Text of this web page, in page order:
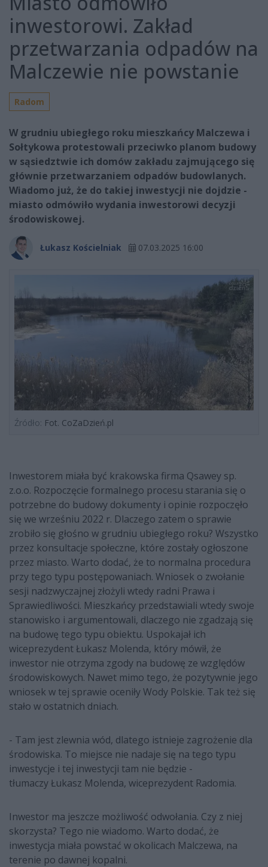
inwestorowi. Zakład
przetwarzania odpadów na
Malczewie nie powstanie
Radom
W grudniu ubiegłego roku mieszkańcy Malczewa i
Sołtykowa protestowali przeciwko planom budowy
w sąsiedztwie ich domów zakładu zajmującego się
głównie przetwarzaniem odpadów budowlanych.
Wiadomo już, że do takiej inwestycji nie dojdzie -
miasto odmówiło wydania inwestorowi decyzji
środowiskowej.
Łukasz Kościelniak 07.03.2025 16:00
Źródło: Fot. CoZaDzień.pl
Inwestorem miała być krakowska firma Qsawey sp.
z.o.o. Rozpoczęcie formalnego procesu starania się o
potrzebne do budowy dokumenty i opinie rozpoczęło
się we wrześniu 2022 r. Dlaczego zatem o sprawie
zrobiło się głośno w grudniu ubiegłego roku? Wszystko
przez konsultacje społeczne, które zostały ogłoszone
przez miasto. Warto dodać, że to normalna procedura
przy tego typu postępowaniach. Wniosek o zwołanie
sesji nadzwyczajnej złożyli wtedy radni Prawa i
Sprawiedliwości. Mieszkańcy przedstawiali wtedy swoje
stanowisko i argumentowali, dlaczego nie zgadzają się
na budowę tego typu obiektu. Uspokajał ich
wiceprezydent Łukasz Molenda, który mówił, że
inwestor nie otrzyma zgody na budowę ze względów
środowiskowych. Nawet mimo tego, że pozytywnie jego
wniosek w tej sprawie oceniły Wody Polskie. Tak też się
stało w ostatnich dniach.
- Tam jest zlewnia wód, dlatego istnieje zagrożenie dla
środowiska. To miejsce nie nadaje się na tego typu
inwestycje i tej inwestycji tam nie będzie -
tłumaczy Łukasz Molenda, wiceprezydent Radomia.
Inwestor ma jeszcze możliwość odwołania. Czy z niej
skorzysta? Tego nie wiadomo. Warto dodać, że
inwestycja miała powstać w okolicach Malczewa, na
terenie po dawnej kopalni.